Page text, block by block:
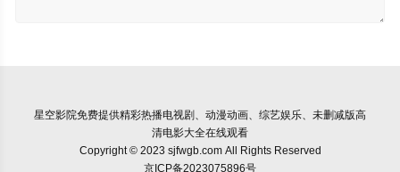
星空影院免费提供精彩热播电视剧、动漫动画、综艺娱乐、未删减版高
清电影大全在线观看
Copyright © 2023 sjfwgb.com All Rights Reserved
京ICP备2023075896号